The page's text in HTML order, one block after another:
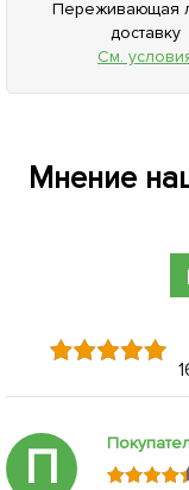
Переживающая
доставку
См.
Мнение
П